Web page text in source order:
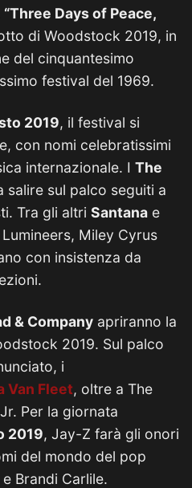
“Three Days of Peace,
di Woodstock 2019, in
del cinquantesimo
festival del 1969.
2019, il festival si
con nomi celebratissimi
internazionale. I The
salire sul palco seguiti a
Tra gli altri Santana e
Miley Cyrus
con insistenza da
& Company apriranno la
2019. Sul palco
i
Van Fleet, oltre a The
Per la giornata
2019, Jay-Z farà gli onori
del mondo del pop
Brandi Carlile.